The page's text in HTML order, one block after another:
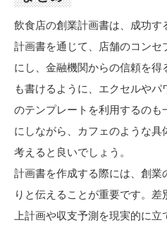
飲食店の創業計画書は、成功す
計画書を通じて、店舗のコン
にし、金融機関からの信頼を
も書けるように、エクセルや
のテンプレートを利用するの
にしながら、カフェのような
考えると良いでしょう。
計画書を作成する際には、創
りと伝えることが重要です。
上計画や収支予測を現実的に